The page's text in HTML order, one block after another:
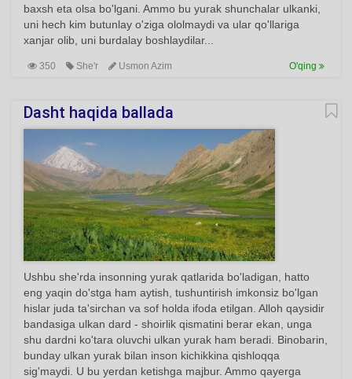
baxsh eta olsa bo'lgani. Ammo bu yurak shunchalar ulkanki,
uni hech kim butunlay o'ziga ololmaydi va ular qo'llariga
xanjar olib, uni burdalay boshlaydilar...
350 She'r Usmon Azim O'qing
Dasht haqida ballada
Ushbu she'rda insonning yurak qatlarida bo'ladigan, hatto
eng yaqin do'stga ham aytish, tushuntirish imkonsiz bo'lgan
hislar juda ta'sirchan va sof holda ifoda etilgan. Alloh qaysidir
bandasiga ulkan dard - shoirlik qismatini berar ekan, unga
shu dardni ko'tara oluvchi ulkan yurak ham beradi. Binobarin,
bunday ulkan yurak bilan inson kichikkina qishloqqa
sig'maydi. U bu yerdan ketishga majbur. Ammo qayerga